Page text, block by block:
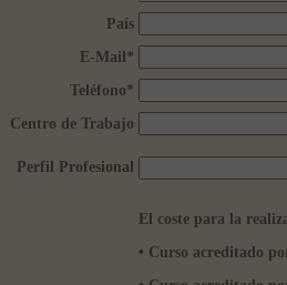
País
E-Mail *
Teléfono*
Centro de Trabajo
Perfil Profesional
El coste para la
• Curso acreditado